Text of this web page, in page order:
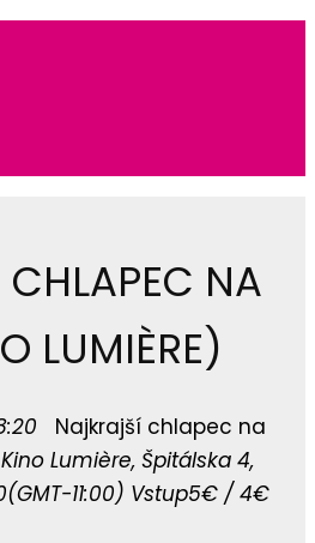
NA
LUMIÈRE)
Najkrajší chlapec na
Kino Lumière, Špitálska 4,
(GMT-11:00) Vstup5€ / 4€